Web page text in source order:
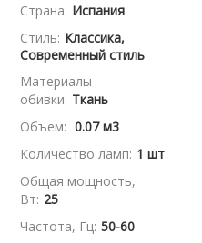
Страна: Испания
Стиль: Классика,
Современный стиль
Материалы
обивки: Ткань
Объем: 0.07 м3
Количество ламп: 1 шт
Общая мощность,
Вт: 25
Частота, Гц: 50-60